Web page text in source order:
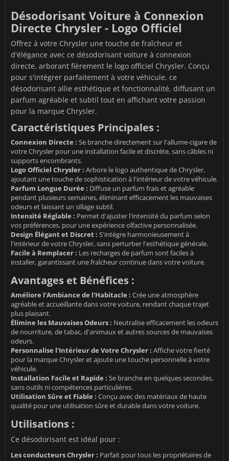
Désodorisant Voiture à Connexion
Directe Chrysler - Logo Officiel
Offrez à votre Chrysler une touche de fraîcheur et
d'élégance avec ce désodorisant voiture à connexion
directe, arborant fièrement le logo officiel Chrysler. Conçu
pour s'intégrer parfaitement à votre véhicule, ce
désodorisant allie esthétique et fonctionnalité, diffusant un
parfum agréable et subtil tout en affichant votre passion
pour la marque Chrysler.
Caractéristiques Principales :
Connexion Directe : Se branche directement sur l'allume-cigare de
votre Chrysler pour une installation facile et discrète, sans câbles ni
supports encombrants.
Logo Officiel Chrysler : Arbore le logo authentique de Chrysler,
ajoutant une touche de sophistication à l'intérieur de votre véhicule.
Parfum Longue Durée : Diffuse un parfum frais et agréable
pendant plusieurs semaines, éliminant efficacement les mauvaises
odeurs et laissant un sillage subtil.
Intensité Réglable : Permet d'ajuster l'intensité du parfum selon
vos préférences, pour une expérience olfactive personnalisée.
Design Élégant et Discret : S'intègre harmonieusement à
l'intérieur de votre Chrysler, sans perturber l'esthétique générale.
Facile à Remplacer : Les recharges de parfum sont faciles à
installer, garantissant une fraîcheur continue dans votre voiture.
Avantages et Bénéfices :
Améliore l'Ambiance de l'Habitacle : Crée une atmosphère
agréable et accueillante dans votre voiture, rendant chaque trajet
plus plaisant.
Élimine les Mauvaises Odeurs : Neutralise efficacement les odeurs
de nourriture, de tabac, d'animaux et autres sources de mauvaises
odeurs.
Personnalise l'Intérieur de Votre Chrysler : Affiche votre fierté
pour la marque Chrysler et ajoute une touche personnelle à votre
véhicule.
Installation Facile et Rapide : Se branche en quelques secondes,
sans outils ni compétences particulières.
Utilisation Sûre et Fiable : Conçu avec des matériaux de haute
qualité pour une utilisation sûre et durable dans votre voiture.
Utilisations :
Ce désodorisant est idéal pour :
Les conducteurs Chrysler : Parfait pour tous les propriétaires de